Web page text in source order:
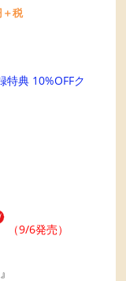
＋税
特典 10%OFFク
（9/6発売）